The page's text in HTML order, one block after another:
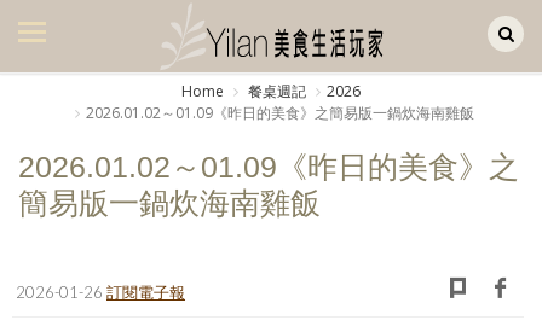
美食集
美飲集
廚房集
旅遊集
Home 餐桌週記
2026
2026.01.02～01.09《昨日的美食》之簡易版一鍋炊海南雞飯
2026.01.02～01.09《昨日的美食》之
簡易版一鍋炊海南雞飯
2026-01-26 訂閱電子報